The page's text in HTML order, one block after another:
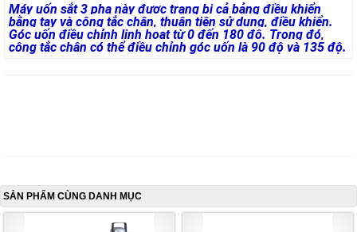
Máy uốn sắt 3 pha này được trang bị cả bảng điều khiển
bằng tay và công tắc chân, thuận tiện sử dụng, điều khiển.
Góc uốn điều chỉnh linh hoạt từ 0 đến 180 độ. Trong đó,
công tắc chân có thể điều chỉnh góc uốn là 90 độ và 135 độ.
SẢN PHẨM CÙNG DANH MỤC